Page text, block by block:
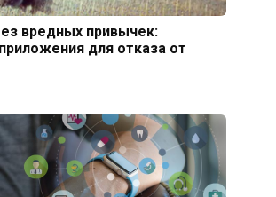
вредных привычек:
для отказа от